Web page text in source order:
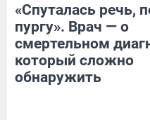
«Спуталась речь,
пургу». Врач — о
смертельном
который сложно
обнаружить